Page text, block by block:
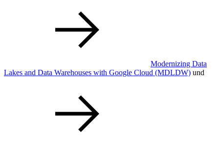
Modernizing Data
Lakes and Data Warehouses with Google Cloud (MDLDW) und